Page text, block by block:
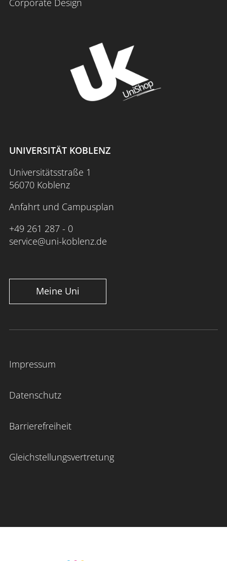
UNIVERSITÄT KOBLENZ
Universitätsstraße 1
56070 Koblenz
Anfahrt und Campusplan
+49 261 287 - 0
service@uni-koblenz.de
Meine Uni
Impressum
Datenschutz
Barrierefreiheit
Gleichstellungsvertretung